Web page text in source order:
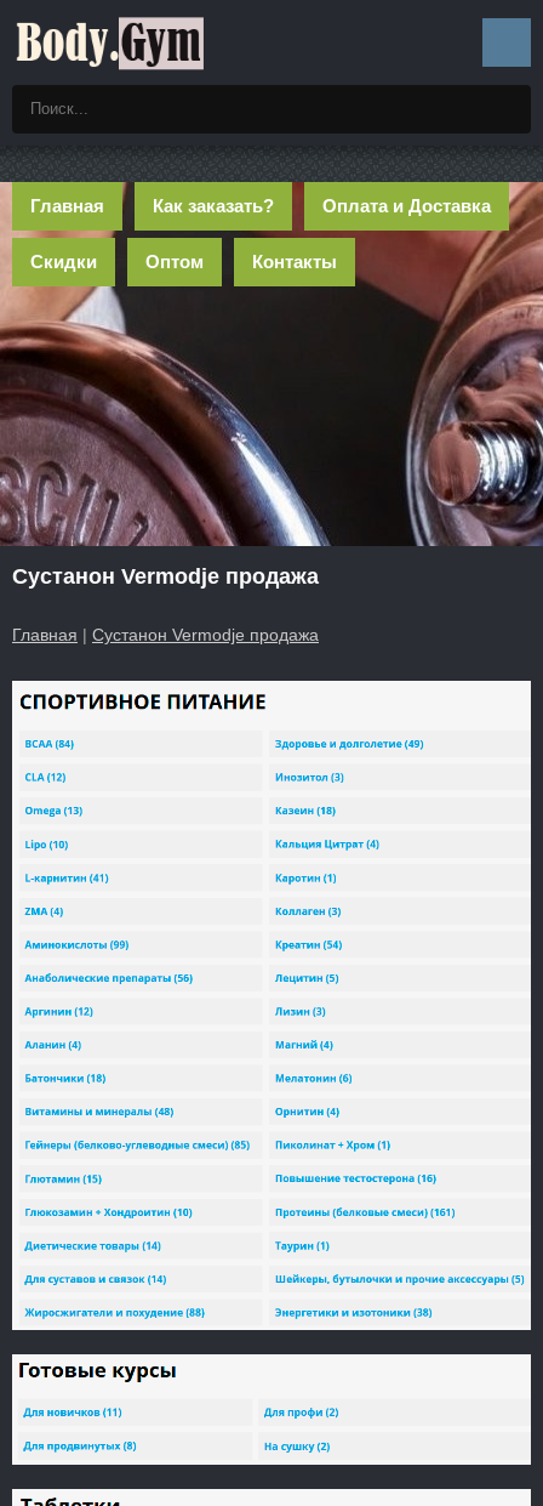
Главная Как заказать? Оплата и Доставка
Скидки Оптом Контакты
Сустанон Vermodje продажа
Главная | Сустанон Vermodje продажа